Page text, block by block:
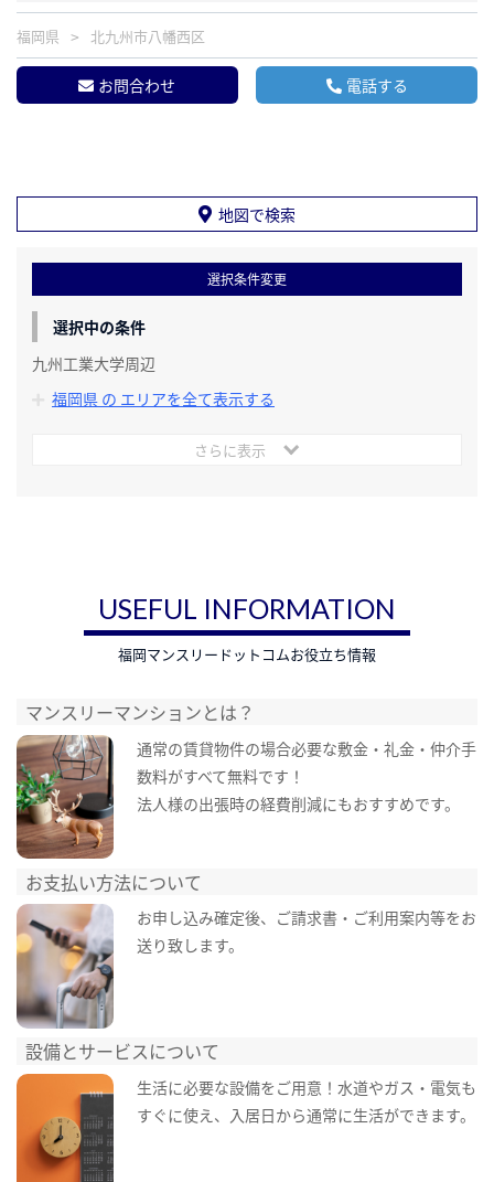
福岡県 北九州市八幡西区
お問合わせ 電話する
地図で検索
選択条件変更
選択中の条件
九州工業大学周辺
福岡県 の エリアを全て表示する
さらに表示
USEFUL INFORMATION
福岡マンスリードットコムお役立ち情報
マンスリーマンションとは？
通常の賃貸物件の場合必要な敷金・礼金・仲介手
数料がすべて無料です！
法人様の出張時の経費削減にもおすすめです。
お支払い方法について
お申し込み確定後、ご請求書・ご利用案内等をお
送り致します。
設備とサービスについて
生活に必要な設備をご用意！水道やガス・電気も
すぐに使え、入居日から通常に生活ができます。